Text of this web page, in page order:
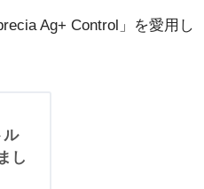
Ag+ Control」を愛用し
ル
し